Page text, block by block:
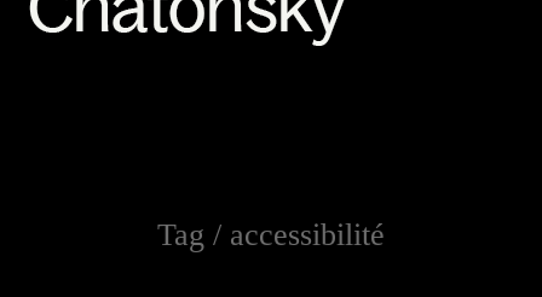
Tag / accessibilité